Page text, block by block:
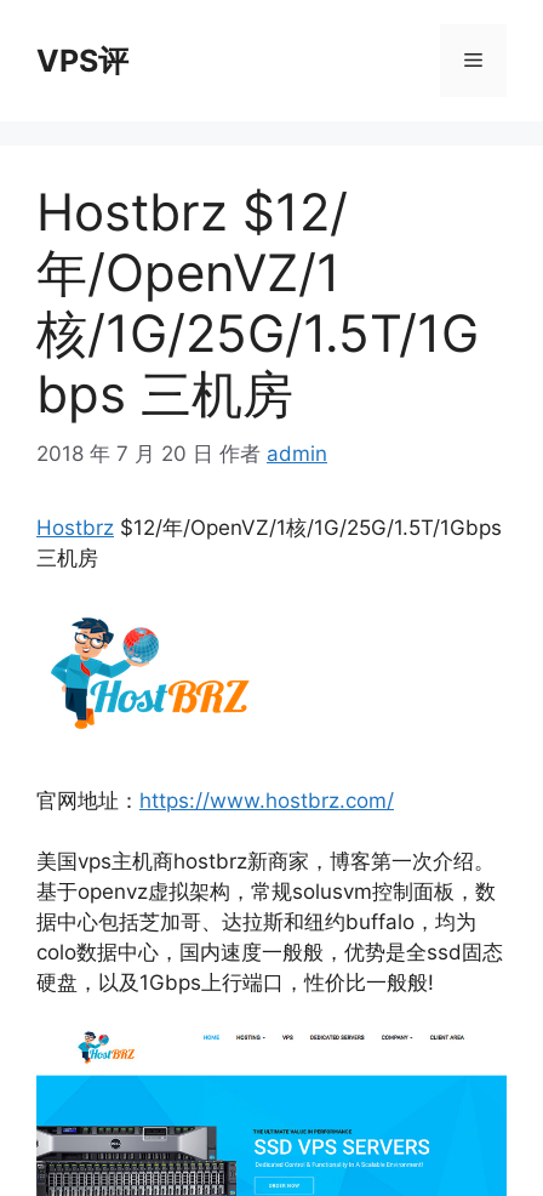
VPS评 菜
Hostbrz $12/
年/OpenVZ/1
核/1G/25G/1.5T/1G
bps 三机房
2018 年 7 月 20 日 作者 admin
Hostbrz $12/年/OpenVZ/1核/1G/25G/1.5T/1Gbps
三机房
官网地址： https://www.hostbrz.com/
美国vps主机商hostbrz新商家，博客第一次介绍。
基于openvz虚拟架构，常规solusvm控制面板，数
据中心包括芝加哥、达拉斯和纽约buffalo，均为
colo数据中心，国内速度一般般，优势是全ssd固态
硬盘，以及1Gbps上行端口，性价比一般般!